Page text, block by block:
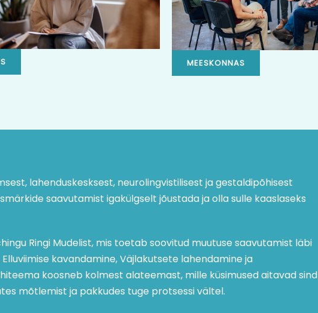
MEESKONNAS
lahenduskesksest, neurolingvistilisest ja gestaldipõhisest
saavutamist igakülgselt jõustada ja olla sulle kaaslaseks
Ringi Mudelist, mis toetab soovitud muutuse saavutamist läbi
kavandamine, Väjlakutsete lahendamine ja
koosneb kolmest alateemast, mille küsimused aitavad sind
mõtlemist ja pakkudes tuge protsessi vältel.